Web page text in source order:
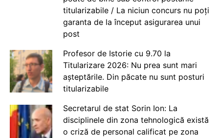
titularizabile / La niciun concurs nu poți
garanta de la început asigurarea unui
post
Profesor de Istorie cu 9.70 la
Titularizare 2026: Nu prea sunt mari
așteptările. Din păcate nu sunt posturi
titularizabile
Secretarul de stat Sorin Ion: La
disciplinele din zona tehnologică există
o criză de personal calificat pe zona